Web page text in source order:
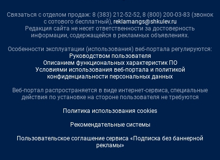
Связаться с отделом продаж: 8 (383) 212-52-52, 8 (800) 200-03-83 (звонок
с сотового бесплатный), reklamangs@shkulev.ru
Редакция сайта не несет ответственности за достоверность
информации, содержащейся в рекламных объявлениях.
Особенности эксплуатации (использования) веб-портала регулируются:
Руководством пользователя
Описанием функциональных характеристик ПО
Условиями использования веб-портала и политикой
конфиденциальности персональных данных
Веб-портал распространяется в виде интернет-сервиса, специальные
действия по установке на стороне пользователя не требуются
Политика использования cookies
Рекомендательные системы
Пользовательское соглашение сервиса «Подписка без баннерной
рекламы»